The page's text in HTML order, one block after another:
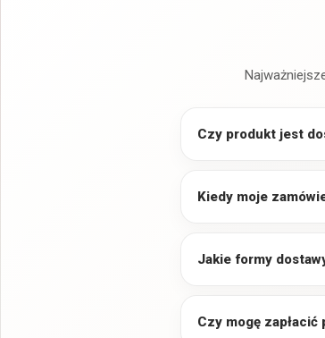
Czy produkt jest
Kiedy moje
Jakie formy
Czy mogę